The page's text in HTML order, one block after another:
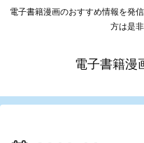
電子書籍漫画のおすすめ情報を発
方は是
電子書籍漫